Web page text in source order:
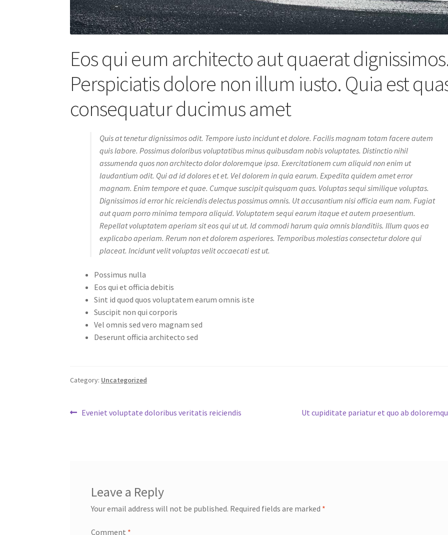
Eos qui eum architecto aut quaerat
Perspiciatis dolore non illum iusto. Quia est
consequatur ducimus amet
Quis at tenetur dignissimos odit. Tempore iusto incidunt et dolore. Facilis magnam totam facere autem
quis labore. Possimus doloribus voluptatibus minus quibusdam nobis voluptates. Distinctio nihil
assumenda quos non architecto dolor doloremque ipsa. Exercitationem cum aliquid non enim ut
laudantium odit. Qui ad id dolores et et. Vel dolorem in quia earum. Expedita quidem amet error
magnam. Enim tempore et quae. Cumque suscipit quisquam quas. Voluptas sequi similique voluptas.
Dignissimos id error hic reiciendis delectus possimus omnis. Ut accusantium nisi officia eum nam. Fugiat
aut quam porro minima tempora aliquid. Voluptatem sequi earum itaque et autem praesentium.
Repellat voluptatem aperiam sit eos qui ut ut. Id commodi harum quia omnis blanditiis. Illum quos ea
explicabo aperiam. Rerum non et dolorem asperiores. Temporibus molestias consectetur dolore qui
placeat. Incidunt velit voluptas velit occaecati est ut.
Possimus nulla
Eos qui et officia debitis
Sint id quod quos voluptatem earum omnis iste
Suscipit non qui corporis
Vel omnis sed vero magnam sed
Deserunt officia architecto sed
Category: Uncategorized
Post
Previous
Eveniet voluptate doloribus veritatis reiciendis
Next
Ut cupiditate pariatur et quo ab
Leave a Reply
Your email address will not be published. Required fields are marked *
Comment *